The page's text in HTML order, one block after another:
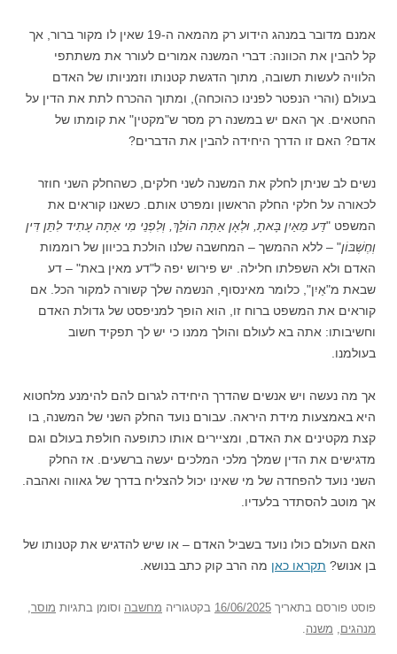
אמנם מדובר במנהג הידוע רק מהמאה ה-19 שאין לו מקור ברור, אך
קל להבין את הכוונה: דברי המשנה אמורים לעורר את משתתפי
הלוויה לעשות תשובה, מתוך הדגשת קטנותו וזמניותו של האדם
בעולם (והרי הנפטר לפנינו כהוכחה), ומתוך ההכרח לתת את הדין על
החטאים. אך האם יש במשנה רק מסר ש"מקטין" את קומתו של
אדם? האם זו הדרך היחידה להבין את הדברים?
נשים לב שניתן לחלק את המשנה לשני חלקים, כשהחלק השני חוזר
לכאורה על חלקי החלק הראשון ומפרט אותם. כשאנו קוראים את
המשפט "דַּע מֵאַיִן בָּאתָ, וּלְאָן אַתָּה הוֹלֵךְ, וְלִפְנֵי מִי אַתָּה עָתִיד לִתֵּן דִּין
וְחֶשְׁבּוֹן" – ללא ההמשך – המחשבה שלנו הולכת בכיוון של רוממות
האדם ולא השפלתו חלילה. יש פירוש יפה ל"דע מאין באת" – דע
שבאת מ"אַיִן", כלומר מאינסוף, הנשמה שלך קשורה למקור הכל. אם
קוראים את המשפט ברוח זו, הוא הופך למניפסט של גדולת האדם
וחשיבותו: אתה בא לעולם והולך ממנו כי יש לך תפקיד חשוב
בעולמנו.
אך מה נעשה ויש אנשים שהדרך היחידה לגרום להם להימנע מלחטוא
היא באמצעות מידת היראה. עבורם נועד החלק השני של המשנה, בו
קצת מקטינים את האדם, ומציירים אותו כתופעה חולפת בעולם וגם
מדגישים את הדין שמלך מלכי המלכים יעשה ברשעים. אז החלק
השני נועד להפחדה של מי שאינו יכול להצליח בדרך של גאווה ואהבה.
אך מוטב להסתדר בלעדיו.
האם העולם כולו נועד בשביל האדם – או שיש להדגיש את קטנותו של
בן אנוש? תקראו כאן מה הרב קוק כתב בנושא.
פוסט פורסם בתאריך 16/06/2025 בקטגוריה מחשבה וסומן בתגיות מוסר
מנהגים
משנה